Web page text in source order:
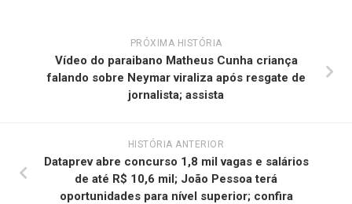
PRÓXIMA HISTÓRIA
Vídeo do paraibano Matheus Cunha criança
falando sobre Neymar viraliza após resgate de
jornalista; assista
HISTÓRIA ANTERIOR
Dataprev abre concurso 1,8 mil vagas e salários
de até R$ 10,6 mil; João Pessoa terá
oportunidades para nível superior; confira